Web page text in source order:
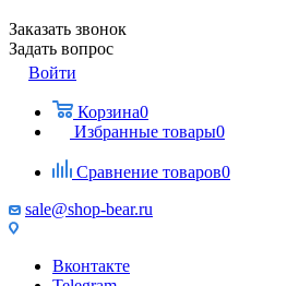
Заказать звонок
Задать вопрос
Войти
Корзина0
Избранные товары0
Сравнение товаров0
sale@shop-bear.ru
Вконтакте